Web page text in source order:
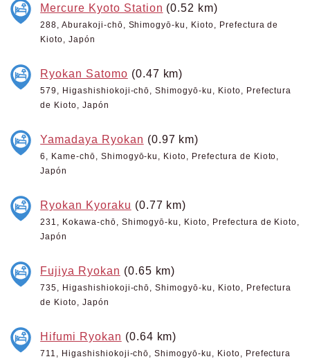
Mercure Kyoto Station (0.52 km)
288, Aburakoji-chō, Shimogyō-ku, Kioto, Prefectura de
Kioto, Japón
Ryokan Satomo (0.47 km)
579, Higashishiokoji-chō, Shimogyō-ku, Kioto, Prefectura
de Kioto, Japón
Yamadaya Ryokan (0.97 km)
6, Kame-chō, Shimogyō-ku, Kioto, Prefectura de Kioto,
Japón
Ryokan Kyoraku (0.77 km)
231, Kokawa-chō, Shimogyō-ku, Kioto, Prefectura de Kioto,
Japón
Fujiya Ryokan (0.65 km)
735, Higashishiokoji-chō, Shimogyō-ku, Kioto, Prefectura
de Kioto, Japón
Hifumi Ryokan (0.64 km)
711, Higashishiokoji-chō, Shimogyō-ku, Kioto, Prefectura